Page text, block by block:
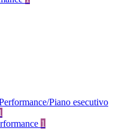
Piano esecutivo
1